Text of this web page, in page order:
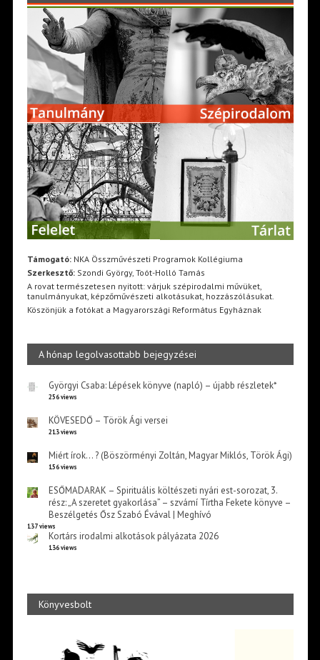
Támogató:NKA Összművészeti Programok Kollégiuma
Szerkesztő:Szondi György, Toót-Holló Tamás
A rovat természetesen nyitott: várjuk szépirodalmi művüket,
tanulmányukat, képzőművészeti alkotásukat, hozzászólásukat.
Köszönjük a fotókat a Magyarországi Református Egyháznak
A hónap legolvasottabb bejegyzései
Györgyi Csaba: Lépések könyve (napló) – újabb részletek*
256 views
KÖVESEDŐ – Török Ági versei
213 views
Miért írok… ? (Böszörményi Zoltán, Magyar Miklós, Török Ági)
156 views
ESŐMADARAK – Spirituális költészeti nyári est-sorozat, 3.
rész: „A szeretet gyakorlása” – szvámí Tírtha Fekete könyve –
Beszélgetés Ősz Szabó Évával | Meghívó
137 views
Kortárs irodalmi alkotások pályázata 2026
136 views
Könyvesbolt